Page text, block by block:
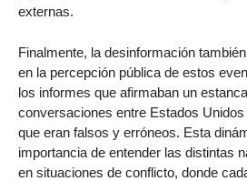
externas.
Finalmente, la desinformación
en la percepción pública de estos
los informes que afirmaban un
conversaciones entre Estados
que eran falsos y erróneos. Esta
importancia de entender las distintas
en situaciones de conflicto, donde